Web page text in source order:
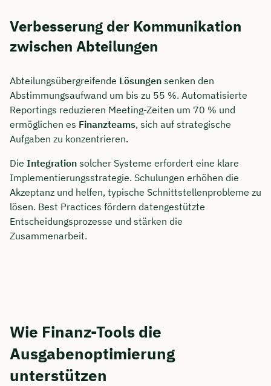
Verbesserung der Kommunikation
zwischen Abteilungen
Abteilungsübergreifende Lösungen senken den
Abstimmungsaufwand um bis zu 55 %. Automatisierte
Reportings reduzieren Meeting-Zeiten um 70 % und
ermöglichen es Finanzteams, sich auf strategische
Aufgaben zu konzentrieren.
Die Integration solcher Systeme erfordert eine klare
Implementierungsstrategie. Schulungen erhöhen die
Akzeptanz und helfen, typische Schnittstellenprobleme zu
lösen. Best Practices fördern datengestützte
Entscheidungsprozesse und stärken die
Zusammenarbeit.
Wie Finanz-Tools die
Ausgabenoptimierung
unterstützen